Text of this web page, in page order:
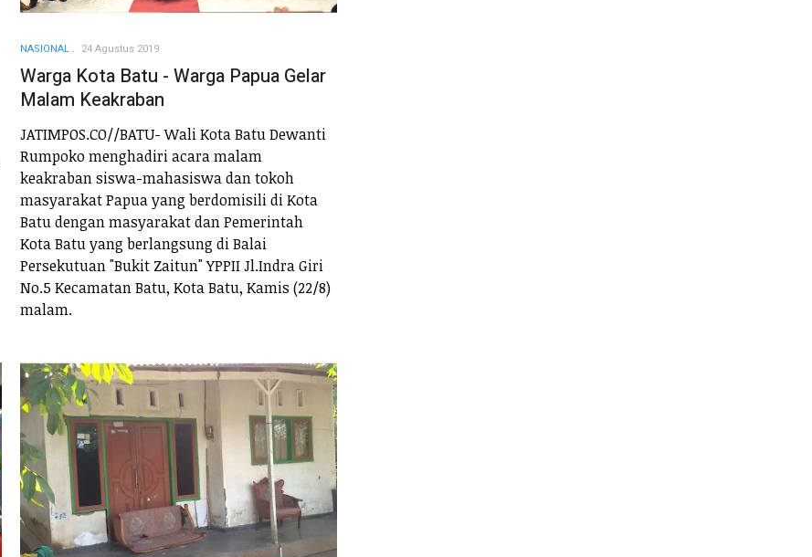
NASIONAL 24 Agustus 2019
Warga Kota Batu - Warga Papua Gelar
Malam Keakraban
JATIMPOS.CO//BATU- Wali Kota Batu Dewanti
Rumpoko menghadiri acara malam
keakraban siswa-mahasiswa dan tokoh
masyarakat Papua yang berdomisili di Kota
Batu dengan masyarakat dan Pemerintah
Kota Batu yang berlangsung di Balai
Persekutuan "Bukit Zaitun" YPPII Jl.Indra Giri
No.5 Kecamatan Batu, Kota Batu, Kamis (22/8)
malam.